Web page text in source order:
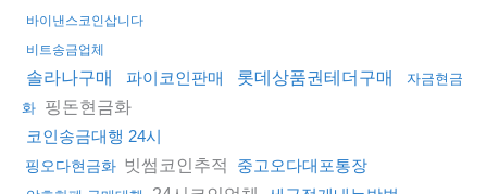
바이낸스코인삽니다
비트송금업체
솔라나구매 파이코인판매 롯데상품권테더구매
자금현금
화 핑돈현금화
코인송금대행 24시
핑오다현금화 빗썸코인추적 중고오다대포통장